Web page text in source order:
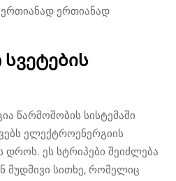
ერთიანად
წარმოშობის სისტემაში
ელექტროენერგიის
დროს. ეს სტრიპები შეიძლება
მუდმივი სითხე, რომელიც